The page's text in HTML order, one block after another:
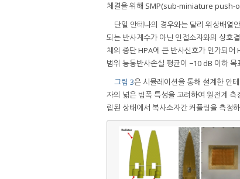
체결을 위해 SMP(sub-miniature push-
단일 안테나의 경우와는 달리 위상배열
되는 반사계수가 아닌 인접소자와의 상호
체의 종단 HPA에 큰 반사신호가 인가되어
범위 능동반사손실 평균이 −10 dB 이하
그림 3은 시뮬레이션을 통해 설계한 안
자의 넓은 빔폭 특성을 고려하여 원전계
립된 상태에서 복사소자간 커플링을 측정